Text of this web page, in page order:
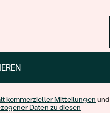
kommerzieller Mitteilungen und
Daten zu diesen